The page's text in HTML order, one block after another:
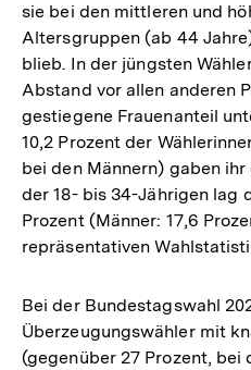
sie bei den mittleren und
Altersgruppen (ab 44
blieb. In der jüngsten
Abstand vor allen anderen
gestiegene Frauenanteil
10,2 Prozent der
bei den Männern) gaben
der 18- bis 34-Jährigen lag
Prozent (Männer: 17,6
repräsentativen
Bei der Bundestagswahl
Überzeugungswähler mit
(gegenüber 27 Prozent, bei